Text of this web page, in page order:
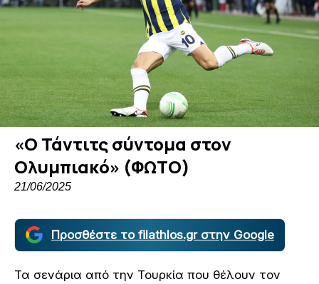
«Ο Τάντιτς σύντομα στον
Ολυμπιακό» (ΦΩΤΟ)
21/06/2025
Προσθέστε το filathlos.gr στην Google
Τα σενάρια από την Τουρκία που θέλουν τον